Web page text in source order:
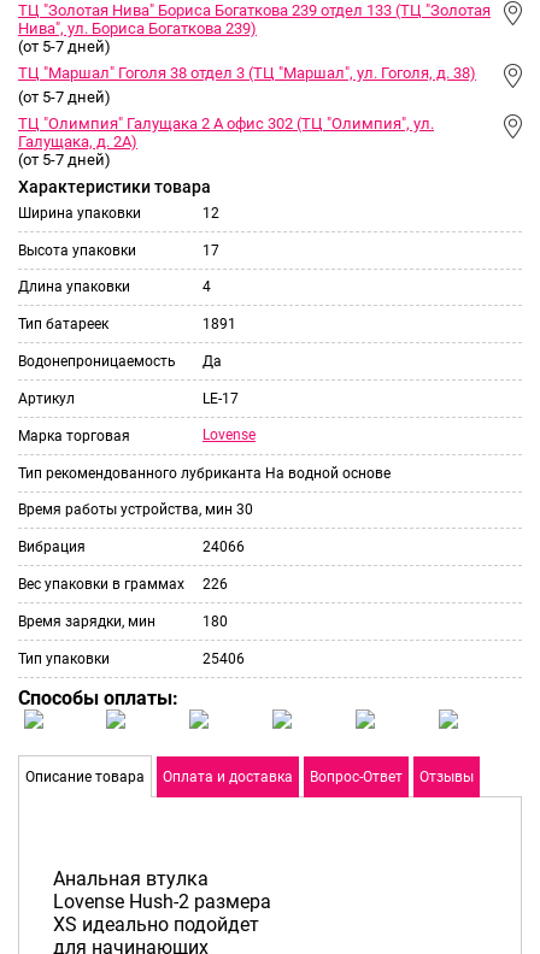
ТЦ "Золотая Нива" Бориса Богаткова 239 отдел 133 (ТЦ "Золотая
Нива", ул. Бориса Богаткова 239)
(от 5-7 дней)
ТЦ "Маршал" Гоголя 38 отдел 3 (ТЦ "Маршал", ул. Гоголя, д. 38)
(от 5-7 дней)
ТЦ "Олимпия" Галущака 2 А офис 302 (ТЦ "Олимпия", ул.
Галущака, д. 2А)
(от 5-7 дней)
Характеристики товара
Ширина упаковки 12
Высота упаковки 17
Длина упаковки 4
Тип батареек 1891
Водонепроницаемость Да
Артикул LE-17
Марка торговая Lovense
Тип рекомендованного лубриканта На водной основе
Время работы устройства, мин 30
Вибрация 24066
Вес упаковки в граммах 226
Время зарядки, мин 180
Тип упаковки 25406
Способы оплаты:
Описание товара Оплата и доставка Вопрос-Ответ Отзывы
Анальная втулка
Lovense Hush-2 размера
XS идеально подойдет
для начинающих